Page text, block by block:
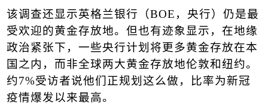
该调查还显示英格兰银行（BOE ，央行）仍是最
受欢迎的黄金存放地。但也有迹象显示，在地缘
政治紧张下，一些央行计划将更多黄金存放在本
国之内，而非全球两大黄金存放地伦敦和纽约。
约7%受访者说他们正规划这么做，比率为新冠
疫情爆发以来最高。